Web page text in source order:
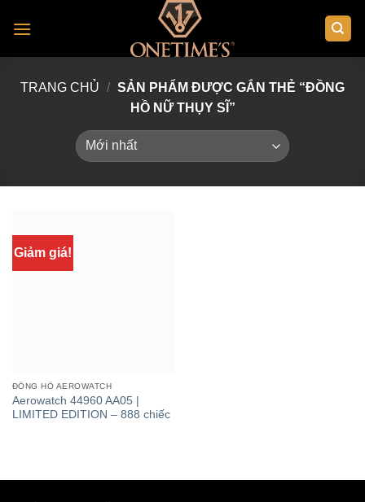
TRANG CHỦ / SẢN PHẨM ĐƯỢC GẮN THẺ “ĐỒNG
HỒ NỮ THỤY SĨ”
Giảm giá!
ĐỒNG HỒ AEROWATCH
Aerowatch 44960 AA05 |
LIMITED EDITION – 888 chiếc